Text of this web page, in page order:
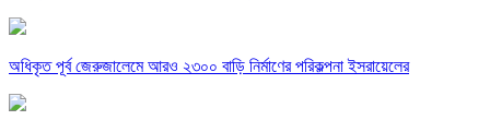
অধিকৃত পূর্ব জেরুজালেমে আরও ২৩০০ বাড়ি নির্মাণের পরিকল্পনা ইসরায়েলের